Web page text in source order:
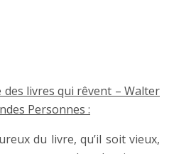
des livres qui rêvent – Walter
Personnes :
du livre, qu’il soit vieux,